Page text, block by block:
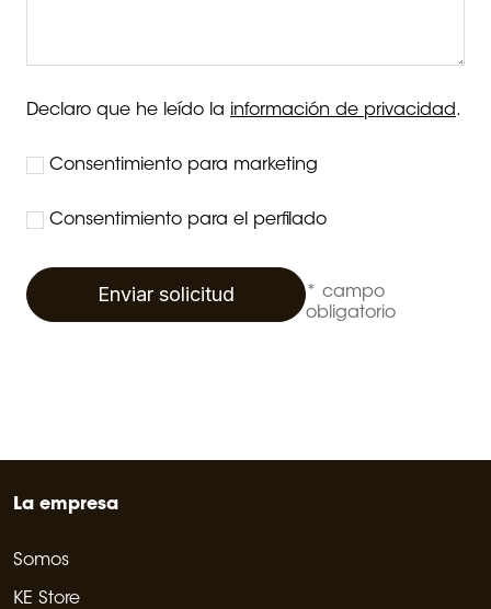
Declaro que he leído la información de privacidad.
Consentimiento para marketing
Consentimiento para el perfilado
Enviar solicitud
* campo
obligatorio
La empresa
Somos
KE Store